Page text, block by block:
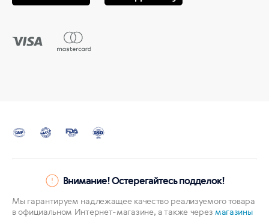
Внимание! Остерегайтесь подделок!
Мы гарантируем надлежащее качество реализуемого товара
в официальном Интернет-магазине, а также через магазины